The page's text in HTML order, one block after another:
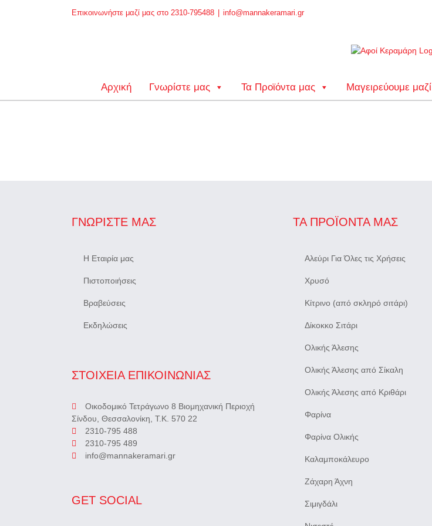
Επικοινωνήστε μαζί μας στο 2310-795488 info@mannakeramari.gr
Αρχική Γνωρίστε μας Τα Προϊόντα μας Μαγειρεύουμε μαζί
ΓΝΩΡΊΣΤΕ ΜΑΣ
Η Εταιρία μας
Πιστοποιήσεις
Βραβεύσεις
Εκδηλώσεις
ΣΤΟΙΧΕΙΑ ΕΠΙΚΟΙΝΩΝΙΑΣ
Οικοδομικό Τετράγωνο 8 Βιομηχανική Περιοχή
Σίνδου, Θεσσαλονίκη, Τ.Κ. 570 22
2310-795 488
2310-795 489
info@mannakeramari.gr
GET SOCIAL
ΤΑ ΠΡΟΪΌΝΤΑ ΜΑΣ
Αλεύρι Για Όλες τις Χρήσεις
Χρυσό
Κίτρινο (από σκληρό σιτάρι)
Δίκοκκο Σιτάρι
Ολικής Άλεσης
Ολικής Άλεσης από Σίκαλη
Ολικής Άλεσης από Κριθάρι
Φαρίνα
Φαρίνα Ολικής
Καλαμποκάλευρο
Ζάχαρη Άχνη
Σιμιγδάλι